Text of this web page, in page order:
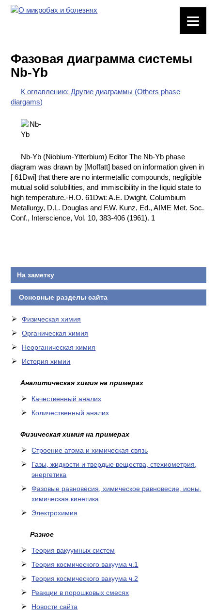
ХИМИЧЕСКАЯ
ПОСУДА
ВРЕДНЫЕ
ФАКТОРЫ
ХИМИЯ НА
ПРОИЗВОДСТВЕ
И ХИМИЧЕСКАЯ
ТЕХНОЛОГИЯ
Фазовая диаграмма системы
Nb-Yb
К оглавлению: Другие диаграммы (Others phase
diargams)
Nb-Yb (Niobium-Ytterbium) Editor The Nb-Yb phase
diagram was drawn by [Moffatt] based on information given in
[ 61Dwi] that there are no intermetallic compounds, negligible
mutual solid solubilities, and immiscibility in the liquid state to
high temperature.-H.O. 61Dwi: A.E. Dwight, Columbium
Metallurgy, D.L. Douglas and F.W. Kunz, Ed., AIME Met. Soc.
Conf., Interscience, Vol. 10, 383-406 (1961). 1
На заметку
Основные разделы сайта
Физическая химия
Органическая химия
Неорганическая химия
История химии
Аналитическая химия на примерах
Качественный анализ
Количественный анализ
Физическая химия на примерах
Cтроение атома и химическая связь
Газы, жидкости и твердые вещества, стехиометрия,
энергетика
Фазовые равновесия, химическое равновесие, ионы,
химическая кинетика
Электрохимия
Разное
Теория вакуумных систем
Теория космического вакуума ч.1
Теория космического вакуума ч.2
Реакции в порошковых смесях
Новости сайта